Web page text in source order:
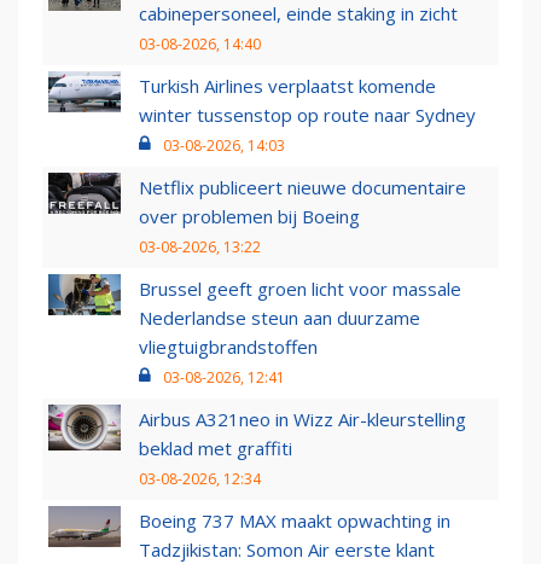
cabinepersoneel, einde staking in zicht
03-08-2026, 14:40
Turkish Airlines verplaatst komende
winter tussenstop op route naar Sydney
03-08-2026, 14:03
Netflix publiceert nieuwe documentaire
over problemen bij Boeing
03-08-2026, 13:22
Brussel geeft groen licht voor massale
Nederlandse steun aan duurzame
vliegtuigbrandstoffen
03-08-2026, 12:41
Airbus A321neo in Wizz Air-kleurstelling
beklad met graffiti
03-08-2026, 12:34
Boeing 737 MAX maakt opwachting in
Tadzjikistan: Somon Air eerste klant